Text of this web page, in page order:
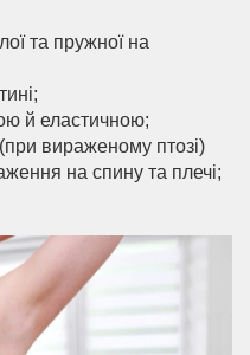
та пружної на
й еластичною;
вираженому птозі)
на спину та плечі;